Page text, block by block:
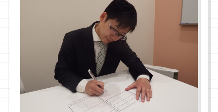
プライバシーポリシー
サイトマップ